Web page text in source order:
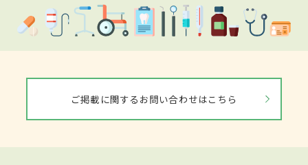
ご掲載に関するお問い合わせはこちら